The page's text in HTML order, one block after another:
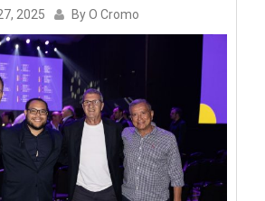
2025 ByO Cromo